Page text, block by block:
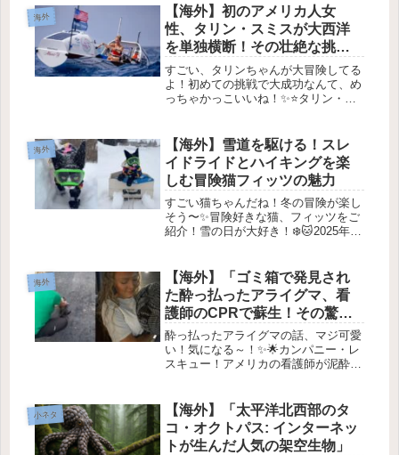
いオンラインオークションサービス
「ムニシビッド」が注目を集め...
海外
【海外】初のアメリカ人女
性、タリン・スミスが大西洋
を単独横断！その壮絶な挑戦
とは？
すごい、タリンちゃんが大冒険してる
よ！初めての挑戦で大成功なんて、め
っちゃかっこいいね！✨⭐️タリン・ス
な、知ってる？✨ ネブラスカ州オマハ
出身のタリン・スミスさんが、単...
海外
【海外】雪道を駆ける！スレ
イドライドとハイキングを楽
しむ冒険猫フィッツの魅力
すごい猫ちゃんだね！冬の冒険が楽し
そう〜✨冒険好きな猫、フィッツをご
紹介！雪の日が大好き！❄️🐱2025年9
ィッツは違うの！✨フィッツの冒険好
きな性格 🐾フィッツはカナダ...
海外
【海外】「ゴミ箱で発見され
た酔っ払ったアライグマ、看
護師のCPRで蘇生！その驚き
の瞬間とは？」
酔っ払ったアライグマの話、マジ可愛
い！気になる～！✨🌟カンパニー・レ
スキュー！アメリカの看護師が泥酔し
し！🤯 ケンタッキー州のLetcher
Countyで、一人の看護師...
小ネタ
【海外】「太平洋北西部のタ
コ・オクトパス: インターネッ
トが生んだ人気の架空生物」